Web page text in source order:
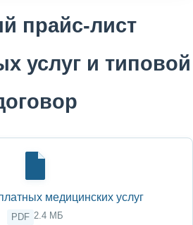
прайс-лист
услуг и типовой
медицинских услуг
PDF 2.4 МБ